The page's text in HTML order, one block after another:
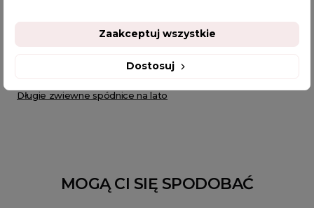
spódnica w panterkę
sklep z odzieżą damską
Długie zwiewne spódnice na lato
MOGĄ CI SIĘ SPODOBAĆ
Dostosuj
Zaakceptuj wszystkie